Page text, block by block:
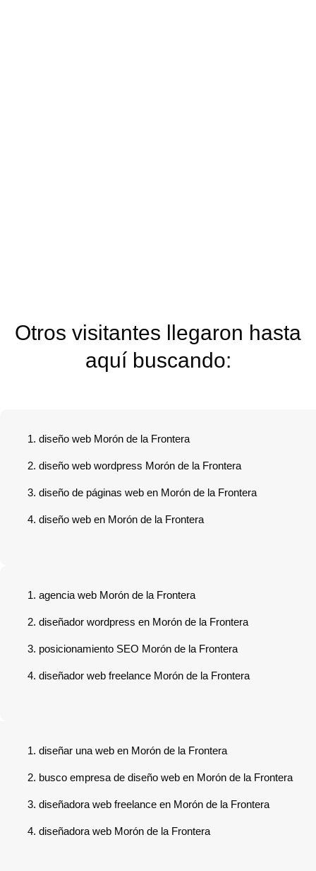
Otros visitantes llegaron hasta
aquí buscando:
diseño web Morón de la Frontera
diseño web wordpress Morón de la Frontera
diseño de páginas web en Morón de la Frontera
diseño web en Morón de la Frontera
agencia web Morón de la Frontera
diseñador wordpress en Morón de la Frontera
posicionamiento SEO Morón de la Frontera
diseñador web freelance Morón de la Frontera
diseñar una web en Morón de la Frontera
busco empresa de diseño web en Morón de la Frontera
diseñadora web freelance en Morón de la Frontera
diseñadora web Morón de la Frontera